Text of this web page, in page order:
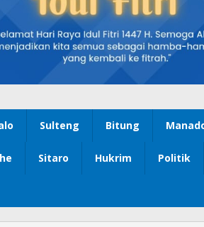
Sulteng Bitung
Sitaro Hukrim Politik